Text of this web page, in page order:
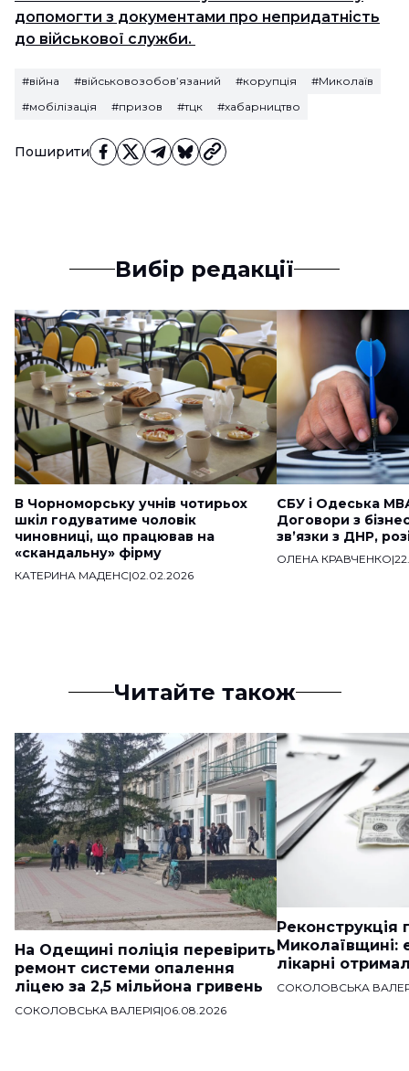
Поширити
допомогти з документами про непридатність
до військової служби.
#війна #військовозобов’язаний #корупція
#Миколаїв
#мобілізація
#призов #тцк #хабарництво
Вибір редакції
В Чорноморську учнів чотирьох
шкіл годуватиме чоловік
чиновниці, що працював на
«скандальну» фірму
КАТЕРИНА МАДЕНС|02.02.2026
СБУ і Одеська
Договори з
звʼязки з ДНР,
ОЛЕНА КРАВЧЕНКО|
Читайте також
На Одещині поліція перевірить
ремонт системи опалення
ліцею за 2,5 мільйона гривень
СОКОЛОВСЬКА ВАЛЕРІЯ|06.08.2026
Реконструкція
Миколаївщині:
лікарні
СОКОЛОВСЬКА